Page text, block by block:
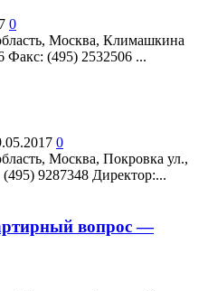
0
Москва, Климашкина
Факс: (495) 2532506 ...
0
Москва, Покровка ул.,
9287348 Директор:...
вопрос —